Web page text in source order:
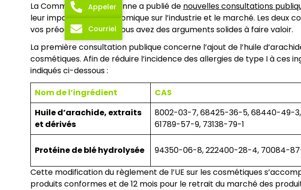
La Commission européenne a publié de nouvelles consultations
leur impact socio-économique sur l’industrie et le marché. Les deux
vos préoccupations si vous avez des arguments solides à faire valoir.
La première consultation publique concerne l’ajout de l’huile
cosmétiques. Afin de réduire l’incidence des allergies de type I à
indiqués ci-dessous :
Nom de l’ingrédient
CAS
Huile d’arachide, extraits
et dérivés
8002-03-7, 68425-36-5, 68440-49-
61789-57-9, 73138-79-1
Protéine de blé hydrolysée 94350-06-8, 222400-28-4, 70084-
Cette modification du règlement de l’UE sur les cosmétiques
produits conformes et de 12 mois pour le retrait du marché des
Appeler
Courriel